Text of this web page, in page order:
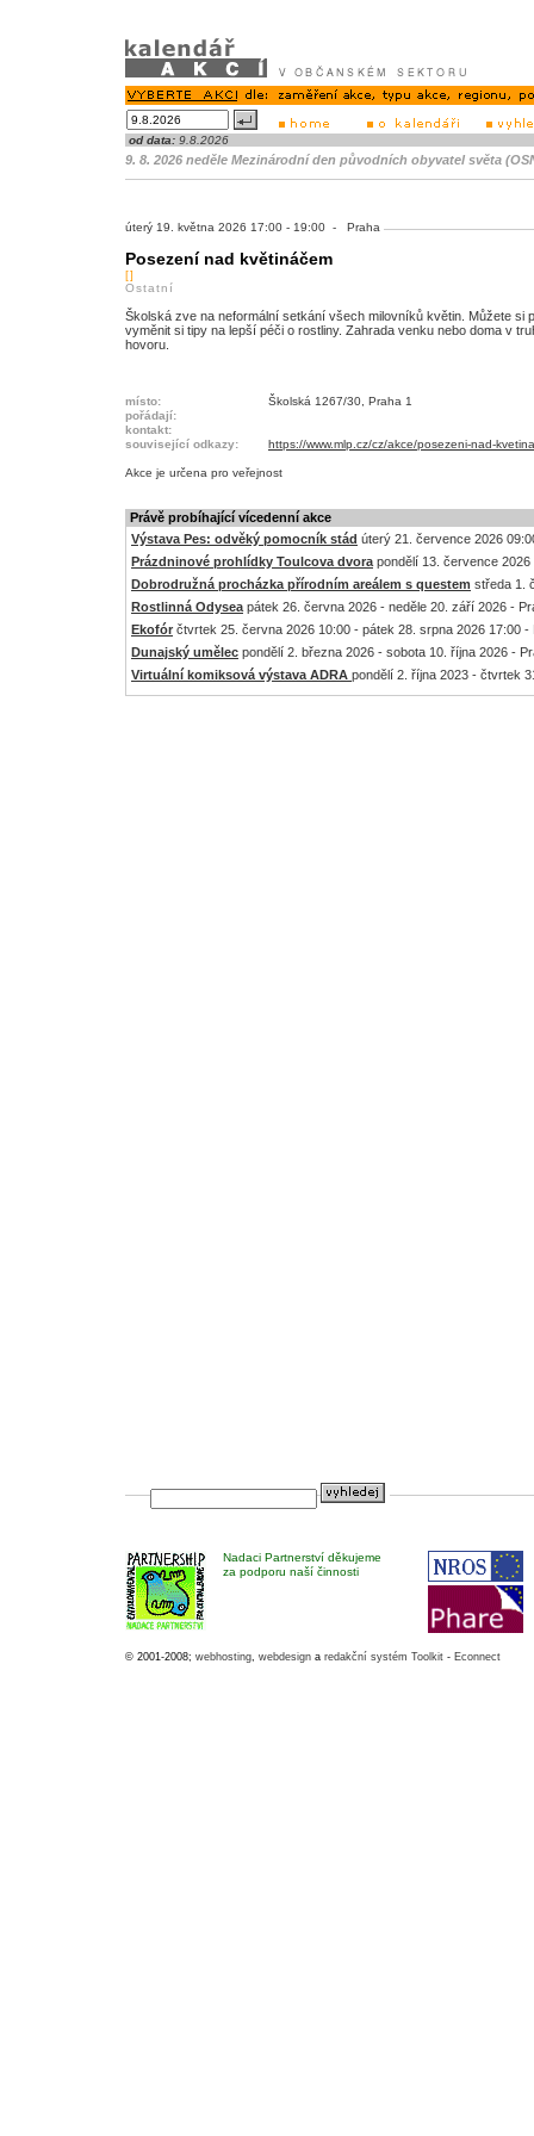
od data: 9.8.2026
9. 8. 2026 neděle Mezinárodní den původních obyvatel světa
úterý 19. května 2026 17:00 - 19:00 - Praha
Posezení nad květináčem
[]
Ostatní
Školská zve na neformální setkání všech milovníků květin. Můžete
vyměnit si tipy na lepší péči o rostliny. Zahrada venku nebo doma v
hovoru.
místo:
Školská 1267/30, Praha 1
pořádají:
kontakt:
související odkazy:
https://www.mlp.cz/cz/akce/posezeni-nad-
Akce je určena pro veřejnost
Právě probíhající vícedenní akce
Výstava Pes: odvěký pomocník stád úterý 21. července 2026
Prázdninové prohlídky Toulcova dvora pondělí 13. července
Dobrodružná procházka přírodním areálem s questem středa 1.
Rostlinná Odysea pátek 26. června 2026 - neděle 20. září 2026 -
Ekofór čtvrtek 25. června 2026 10:00 - pátek 28. srpna 2026 17:00 -
Dunajský umělec pondělí 2. března 2026 - sobota 10. října 2026 -
Virtuální komiksová výstava ADRA pondělí 2. října 2023 - čtvrtek
Nadaci Partnerství děkujeme
za podporu naší činnosti
© 2001-2008; webhosting, webdesign a redakční systém Toolkit - Econnect